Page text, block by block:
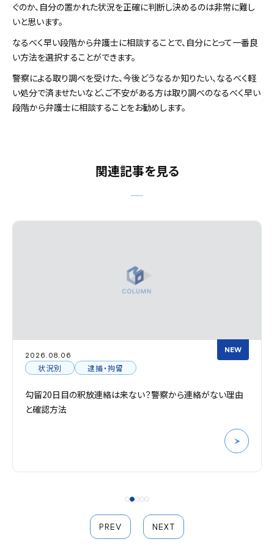
ぐのか、自分の置かれた状況を正確に判断し決めるのは非常に難し
いと思います。
なるべく早い段階から弁護士に相談することで、自分にとって一番良
い方法を選択することができます。
警察による取り調べを受けた、今後どうなるか知りたい、なるべく軽
い処分で済ませたいなど、ご不安がある方は取り調べのなるべく早い
段階から弁護士に相談することをお勧めします。
関連記事を見る
2026.08.06
NEW
状況別
逮捕・拘留
勾留20日目の釈放連絡は来ない？警察から連絡がない理由
と確認方法
PREV NEXT